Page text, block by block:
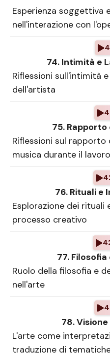
Esperienza soggettiva
nell'interazione con
74. Intimità e
Riflessioni sull'intimità
dell'artista
75.
Riflessioni sul
musica durante il lavoro
76. Rituali e
Esplorazione dei
processo creativo
77.
Ruolo della filosofia e
nell'arte
78.
L'arte come
traduzione di